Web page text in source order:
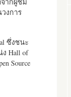
งการ
ซึ่งชนะ
Hall of
Source